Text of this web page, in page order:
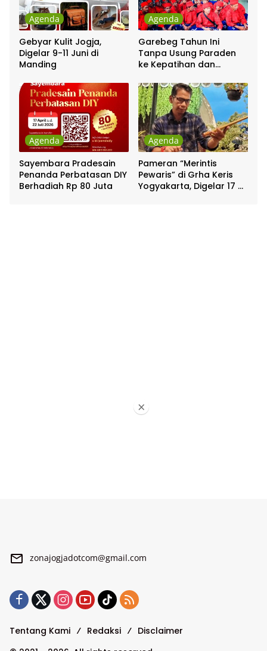
Agenda
Gebyar Kulit Jogja,
Digelar 9-11 Juni di
Manding
Agenda
Garebeg Tahun Ini
Tanpa Usung Paraden
ke Kepatihan dan
Agenda
Sayembara Pradesain
Penanda Perbatasan DIY
Berhadiah Rp 80 Juta
Agenda
Pameran “Merintis
Pewaris” di Grha Keris
Yogyakarta, Digelar 17 –
zonajogjadotcom@gmail.com
Tentang Kami Redaksi
Disclaimer
×